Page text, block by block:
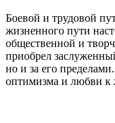
Боевой и трудовой
жизненного пути
общественной и
приобрел
но и за его
оптимизма и любви к